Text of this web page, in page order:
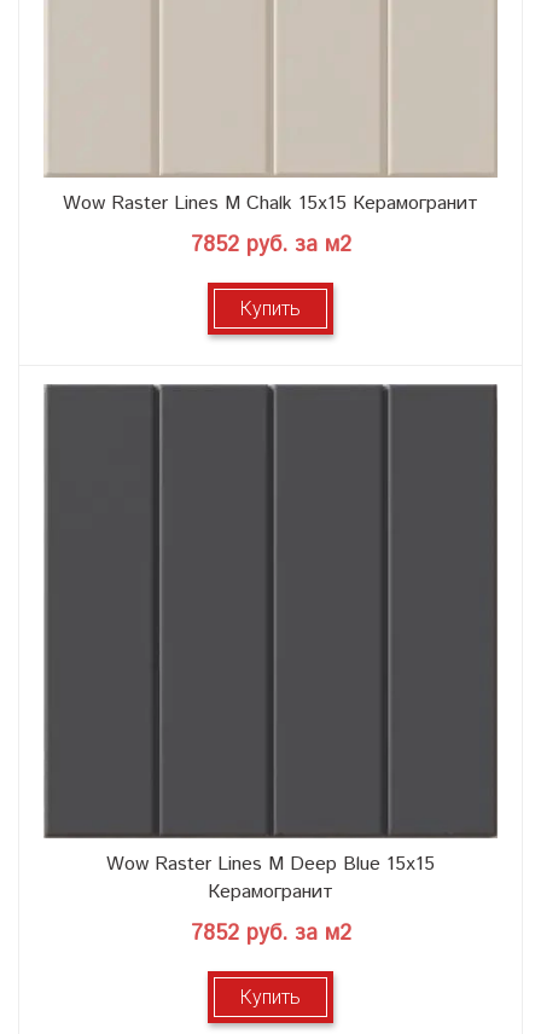
Wow Raster Lines M Chalk 15x15 Керамогранит
7852 руб. за м2
Купить
Wow Raster Lines M Deep Blue 15x15
Керамогранит
7852 руб. за м2
Купить